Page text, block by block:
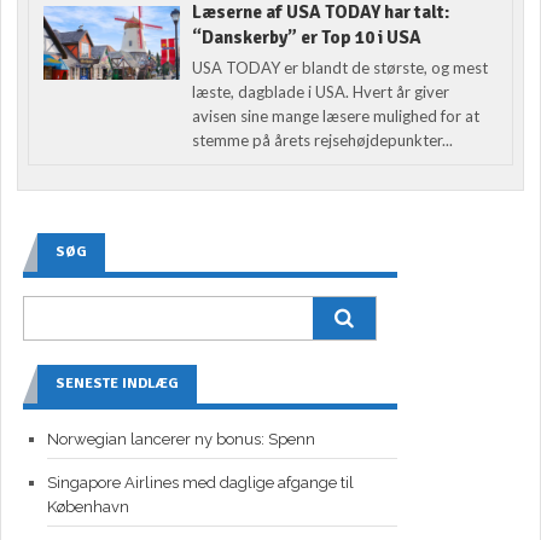
Læserne af USA TODAY har talt:
“Danskerby” er Top 10 i USA
USA TODAY er blandt de største, og mest
læste, dagblade i USA. Hvert år giver
avisen sine mange læsere mulighed for at
stemme på årets rejsehøjdepunkter...
SØG
SENESTE INDLÆG
Norwegian lancerer ny bonus: Spenn
Singapore Airlines med daglige afgange til
København